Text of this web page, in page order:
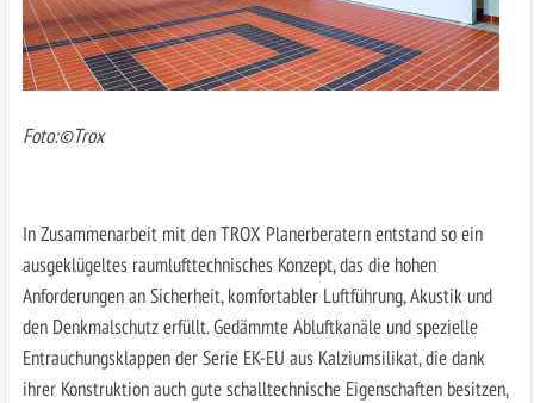
Foto:©Trox
In Zusammenarbeit mit den TROX Planerberatern entstand so ein
ausgeklügeltes raumlufttechnisches Konzept, das die hohen
Anforderungen an Sicherheit, komfortabler Luftführung, Akustik und
den Denkmalschutz erfüllt. Gedämmte Abluftkanäle und spezielle
Entrauchungsklappen der Serie EK-EU aus Kalziumsilikat, die dank
ihrer Konstruktion auch gute schalltechnische Eigenschaften besitzen,